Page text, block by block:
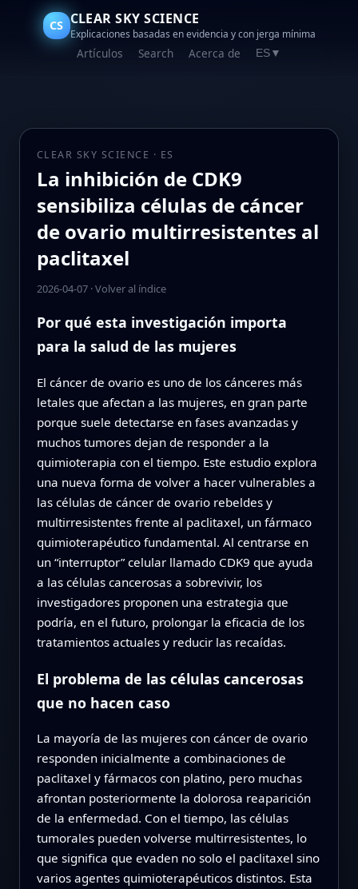
CS CLEAR SKY SCIENCE
Explicaciones basadas en evidencia y con jerga mínima
Artículos Search Acerca de ES ▼
CLEAR SKY SCIENCE · ES
La inhibición de CDK9
sensibiliza células de cáncer
de ovario multirresistentes al
paclitaxel
2026-04-07·Volver al índice
Por qué esta investigación importa
para la salud de las mujeres
El cáncer de ovario es uno de los cánceres más
letales que afectan a las mujeres, en gran parte
porque suele detectarse en fases avanzadas y
muchos tumores dejan de responder a la
quimioterapia con el tiempo. Este estudio explora
una nueva forma de volver a hacer vulnerables a
las células de cáncer de ovario rebeldes y
multirresistentes frente al paclitaxel, un fármaco
quimioterapéutico fundamental. Al centrarse en
un “interruptor” celular llamado CDK9 que ayuda
a las células cancerosas a sobrevivir, los
investigadores proponen una estrategia que
podría, en el futuro, prolongar la eficacia de los
tratamientos actuales y reducir las recaídas.
El problema de las células cancerosas
que no hacen caso
La mayoría de las mujeres con cáncer de ovario
responden inicialmente a combinaciones de
paclitaxel y fármacos con platino, pero muchas
afrontan posteriormente la dolorosa reaparición
de la enfermedad. Con el tiempo, las células
tumorales pueden volverse multirresistentes, lo
que significa que evaden no solo el paclitaxel sino
varios agentes quimioterapéuticos distintos. Esta